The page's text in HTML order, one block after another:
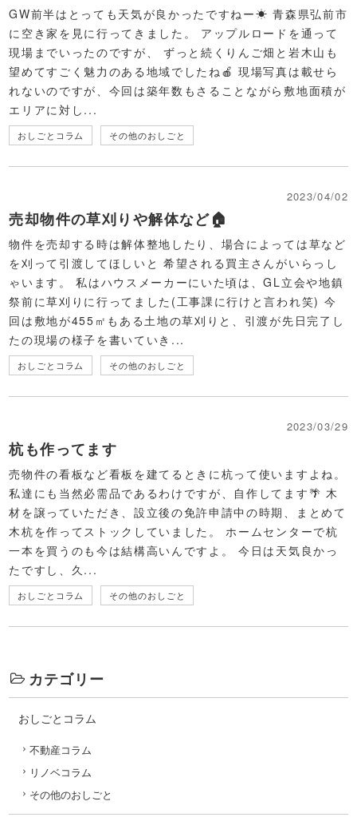
GW前半はとっても天気が良かったですねー☀ 青森県弘前市
に空き家を見に行ってきました。 アップルロードを通って
現場までいったのですが、 ずっと続くりんご畑と岩木山も
望めてすごく魅力のある地域でしたね🍎 現場写真は載せら
れないのですが、今回は築年数もさることながら敷地面積が
エリアに対し...
おしごとコラム その他のおしごと
2023/04/02
売却物件の草刈りや解体など🏠
物件を売却する時は解体整地したり、場合によっては草など
を刈って引渡してほしいと 希望される買主さんがいらっし
ゃいます。 私はハウスメーカーにいた頃は、GL立会や地鎮
祭前に草刈りに行ってました(工事課に行けと言われ笑) 今
回は敷地が455㎡もある土地の草刈りと、引渡が先日完了し
たの現場の様子を書いていき...
おしごとコラム その他のおしごと
2023/03/29
杭も作ってます
売物件の看板など看板を建てるときに杭って使いますよね。
私達にも当然必需品であるわけですが、自作してます🌴 木
材を譲っていただき、設立後の免許申請中の時期、まとめて
木杭を作ってストックしていました。 ホームセンターで杭
一本を買うのも今は結構高いんですよ。 今日は天気良かっ
たですし、久...
おしごとコラム その他のおしごと
カテゴリー
おしごとコラム
不動産コラム
リノベコラム
その他のおしごと